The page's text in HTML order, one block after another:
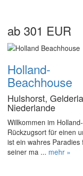
ab 301 EUR
Holland-
Beachhouse
Hulshorst,
Niederlande
Willkommen im
Rückzugsort für einen
ist ein wahres
seiner ma ... mehr »